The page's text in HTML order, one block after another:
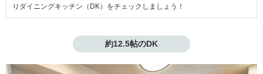
りダイニングキッチン（DK）をチェックしましょう！
約12.5帖のDK